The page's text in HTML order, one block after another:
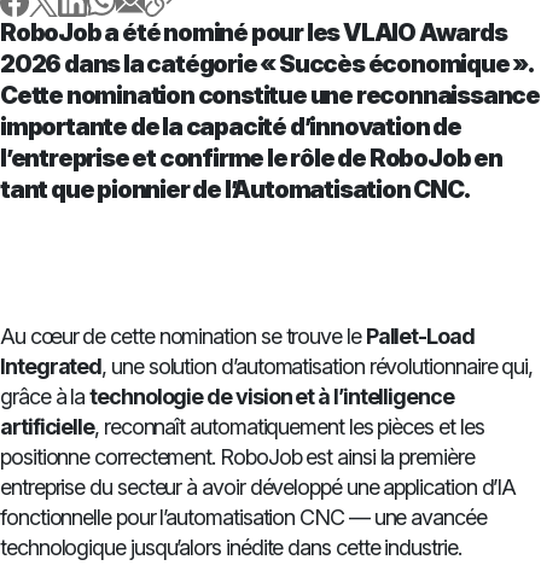
RoboJob a été nominé pour les VLAIO Awards
2026 dans la catégorie « Succès économique ».
Cette nomination constitue une reconnaissance
importante de la capacité d’innovation de
l’entreprise et confirme le rôle de RoboJob en
tant que pionnier de l’Automatisation CNC.
Au cœur de cette nomination se trouve lePallet-Load
Integrated, une solution d’automatisation révolutionnaire qui,
grâce à latechnologie de vision et à l’intelligence
artificielle, reconnaît automatiquement les pièces et les
positionne correctement. RoboJob est ainsi la première
entreprise du secteur à avoir développé une application d’IA
fonctionnelle pour l’automatisation CNC — une avancée
technologique jusqu’alors inédite dans cette industrie.